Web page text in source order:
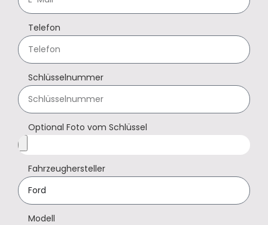
Telefon
Schlüsselnummer
Optional Foto vom Schlüssel
Fahrzeughersteller
Modell